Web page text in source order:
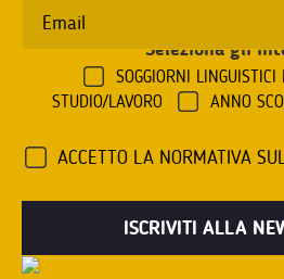
Seleziona gli
SOGGIORNI
STUDIO/LAVORO
ANNO
ACCETTO LA NORMATIVA